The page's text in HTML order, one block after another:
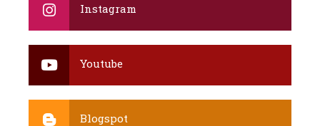
Instagram
Youtube
Blogspot